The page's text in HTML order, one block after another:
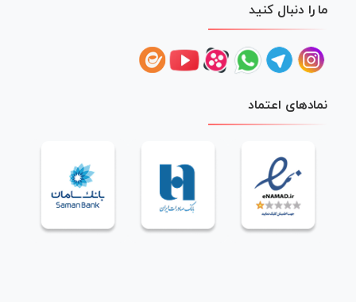
ما را دنبال کنید
نمادهای اعتماد